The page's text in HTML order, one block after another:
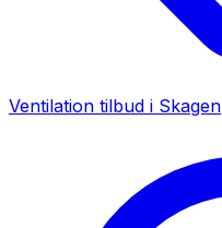
Ventilation tilbud i Skagen